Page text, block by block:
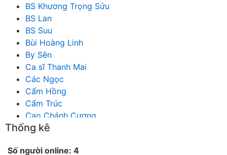
BS Khương Trọng Sửu
BS Lan
BS Suu
Bùi Hoàng Linh
By Sên
Ca sĩ Thanh Mai
Các Ngọc
Cẩm Hồng
Cẩm Trúc
Cao Chánh Cương
Cao Nhật Quyên
Chích Chị
Thống kê
Số người online: 4